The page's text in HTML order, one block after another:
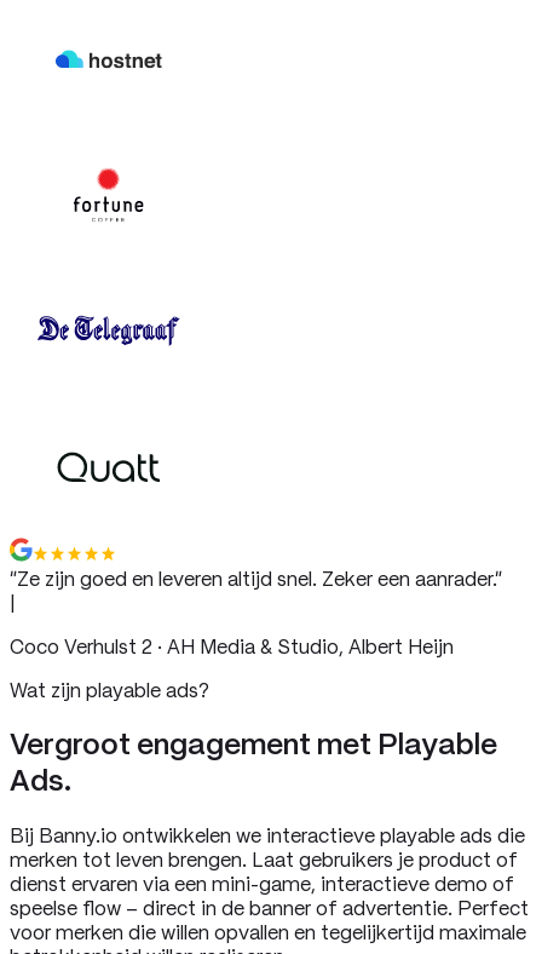
“Ze zijn goed en leveren altijd snel. Zeker een aanrader.”
Coco Verhulst 2 · AH Media & Studio, Albert Heijn
Wat zijn playable ads?
Vergroot engagement met Playable
Ads.
Bij Banny.io ontwikkelen we interactieve playable ads die
merken tot leven brengen. Laat gebruikers je product of
dienst ervaren via een mini-game, interactieve demo of
speelse flow – direct in de banner of advertentie. Perfect
voor merken die willen opvallen en tegelijkertijd maximale